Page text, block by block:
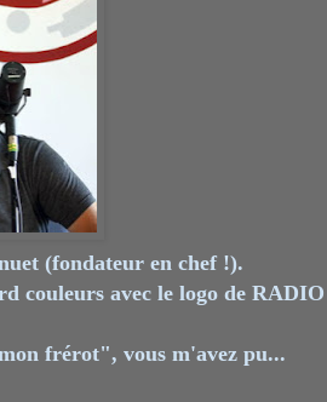
(fondateur en chef !).
couleurs avec le logo de RADIO
frérot", vous m'avez pu...